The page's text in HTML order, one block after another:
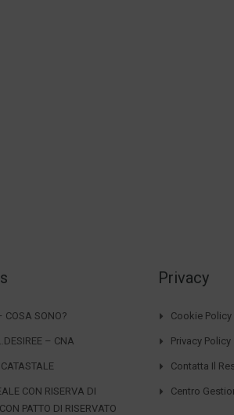
COSA SONO?
– CNA
CON RISERVA DI
PATTO DI RISERVATO
Privacy
Cookie Policy
Privacy Policy
Contatta Il
Centro